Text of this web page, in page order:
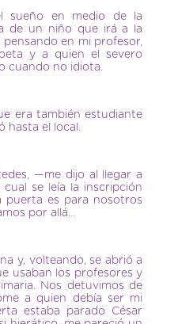
sueño en medio de la
de un niño que irá a la
en mi profesor,
y a quien el severo
cuando no idiota.
era también estudiante
hasta el local.
—me dijo al llegar a
se leía la inscripción
puerta es para nosotros
por allá…
y, volteando, se abrió a
usaban los profesores y
Nos detuvimos de
a quien debía ser mi
estaba parado César